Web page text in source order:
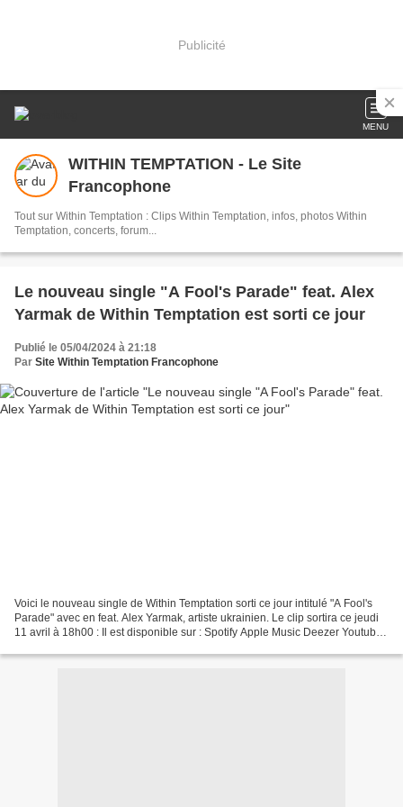
Publicité
MENU
WITHIN TEMPTATION - Le Site
Francophone
Tout sur Within Temptation : Clips Within Temptation, infos, photos Within
Temptation, concerts, forum...
Le nouveau single "A Fool's Parade" feat. Alex
Yarmak de Within Temptation est sorti ce jour
Publié le 05/04/2024 à 21:18
Par Site Within Temptation Francophone
Voici le nouveau single de Within Temptation sorti ce jour intitulé "A Fool's
Parade" avec en feat. Alex Yarmak, artiste ukrainien. Le clip sortira ce jeudi
11 avril à 18h00 : Il est disponible sur : Spotify Apple Music Deezer Youtube